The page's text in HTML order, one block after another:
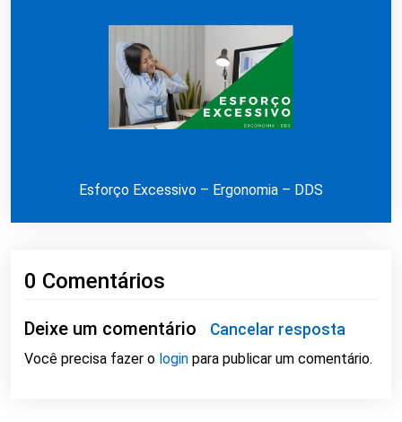
Esforço Excessivo – Ergonomia – DDS
0 Comentários
Deixe um comentário Cancelar resposta
Você precisa fazer o login para publicar um comentário.